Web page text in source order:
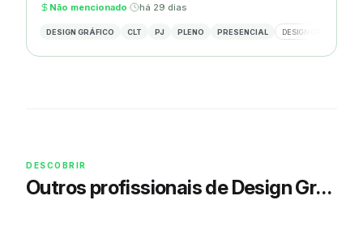
Não mencionado· há 29 dias
DESIGN GRÁFICO CLT PJ PLENO PRESENCIAL DESIGN GRÁFICO
DESCOBRIR
Outros profissionais de Design Gráfico